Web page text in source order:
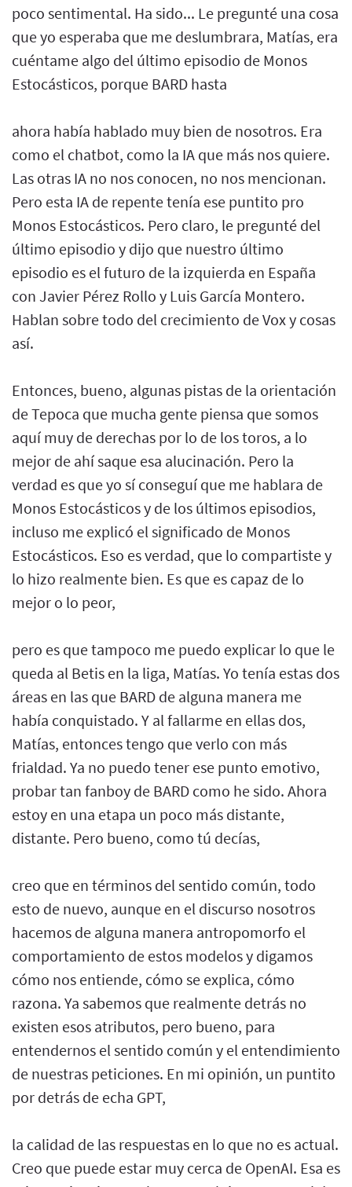
poco sentimental. Ha sido... Le pregunté una cosa
que yo esperaba que me deslumbrara, Matías, era
cuéntame algo del último episodio de Monos
Estocásticos, porque BARD hasta
ahora había hablado muy bien de nosotros. Era
como el chatbot, como la IA que más nos quiere.
Las otras IA no nos conocen, no nos mencionan.
Pero esta IA de repente tenía ese puntito pro
Monos Estocásticos. Pero claro, le pregunté del
último episodio y dijo que nuestro último
episodio es el futuro de la izquierda en España
con Javier Pérez Rollo y Luis García Montero.
Hablan sobre todo del crecimiento de Vox y cosas
así.
Entonces, bueno, algunas pistas de la orientación
de Tepoca que mucha gente piensa que somos
aquí muy de derechas por lo de los toros, a lo
mejor de ahí saque esa alucinación. Pero la
verdad es que yo sí conseguí que me hablara de
Monos Estocásticos y de los últimos episodios,
incluso me explicó el significado de Monos
Estocásticos. Eso es verdad, que lo compartiste y
lo hizo realmente bien. Es que es capaz de lo
mejor o lo peor,
pero es que tampoco me puedo explicar lo que le
queda al Betis en la liga, Matías. Yo tenía estas dos
áreas en las que BARD de alguna manera me
había conquistado. Y al fallarme en ellas dos,
Matías, entonces tengo que verlo con más
frialdad. Ya no puedo tener ese punto emotivo,
probar tan fanboy de BARD como he sido. Ahora
estoy en una etapa un poco más distante,
distante. Pero bueno, como tú decías,
creo que en términos del sentido común, todo
esto de nuevo, aunque en el discurso nosotros
hacemos de alguna manera antropomorfo el
comportamiento de estos modelos y digamos
cómo nos entiende, cómo se explica, cómo
razona. Ya sabemos que realmente detrás no
existen esos atributos, pero bueno, para
entendernos el sentido común y el entendimiento
de nuestras peticiones. En mi opinión, un puntito
por detrás de echa GPT,
la calidad de las respuestas en lo que no es actual.
Creo que puede estar muy cerca de OpenAI. Esa es